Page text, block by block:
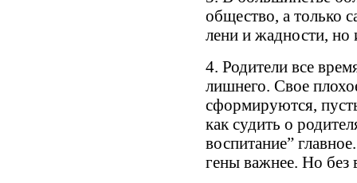
общество, а только
лени и жадности, но
4. Родители все
лишнего. Свое
сформируются,
как судить о
воспитание”
гены важнее. Но без